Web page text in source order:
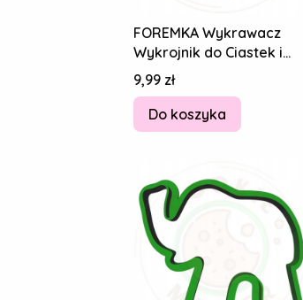
FOREMKA Wykrawacz
Wykrojnik do Ciastek i
Pierników - Wiewiórka
8cm
Cena
9,99 zł
Do koszyka